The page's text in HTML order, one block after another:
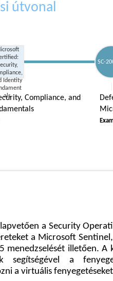
útvonal
Identity
als
Compliance, and
SC-
a Security
a Microsoft
menedzselését illetően. A
segítségével a
a virtuális